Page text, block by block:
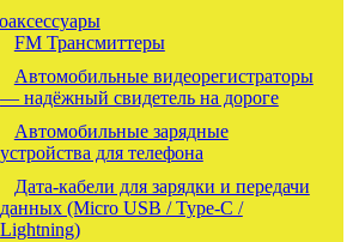
FM Трансмиттеры
Автомобильные видеорегистраторы
— надёжный свидетель на дороге
Автомобильные зарядные
устройства для телефона
Дата-кабели для зарядки и передачи
данных (Micro USB / Type-C /
Lightning)